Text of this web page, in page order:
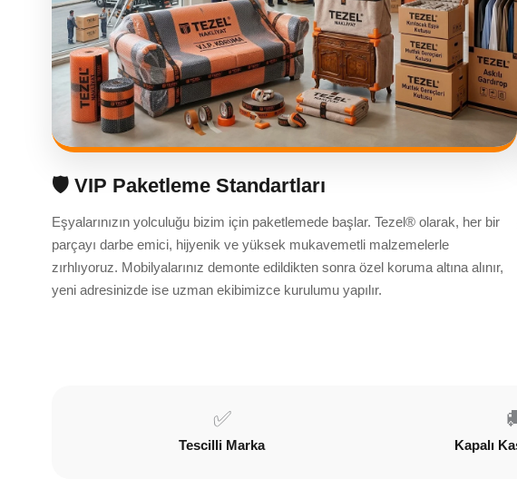
🛡️ VIP Paketleme Standartları
Eşyalarınızın yolculuğu bizim için paketlemede başlar. Tezel® olarak, her bir
parçayı darbe emici, hijyenik ve yüksek mukavemetli malzemelerle
zırhlıyoruz. Mobilyalarınız demonte edildikten sonra özel koruma altına alınır,
yeni adresinizde ise uzman ekibimizce kurulumu yapılır.
✅
Tescilli Marka Kapalı